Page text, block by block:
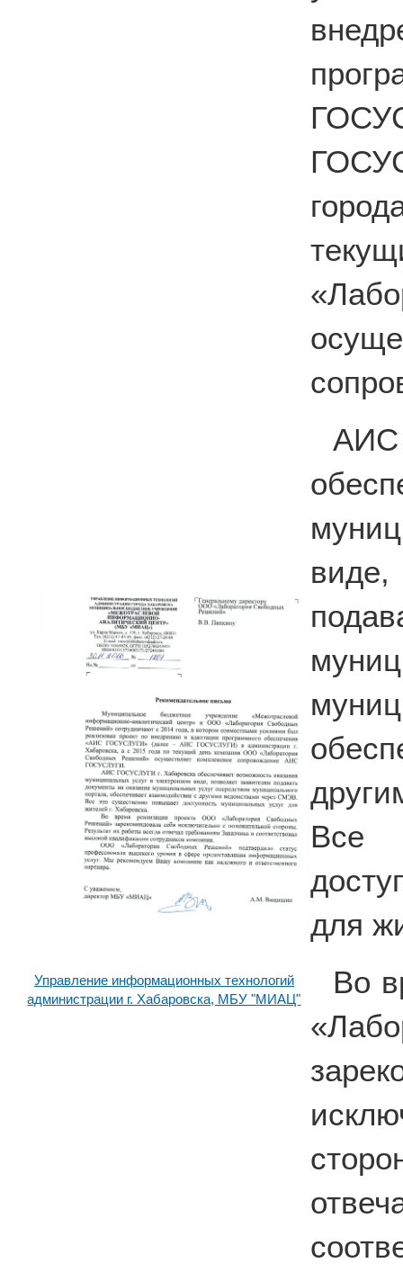
Управление информационных технологий
администрации г. Хабаровска, МБУ "МИАЦ"
Все
для
Во